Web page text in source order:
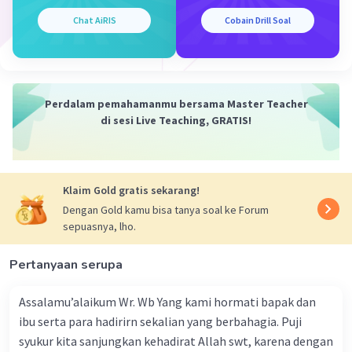
Chat AiRIS Cobain Drill Soal
Perdalam pemahamanmu bersama Master Teacher
di sesi Live Teaching, GRATIS!
Klaim Gold gratis sekarang!
Dengan Gold kamu bisa tanya soal ke Forum
sepuasnya, lho.
Pertanyaan serupa
Assalamu’alaikum Wr. Wb Yang kami hormati bapak dan
ibu serta para hadirirn sekalian yang berbahagia. Puji
syukur kita sanjungkan kehadirat Allah swt, karena dengan